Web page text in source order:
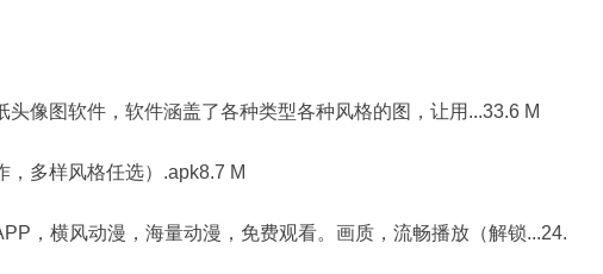
头像图软件，软件涵盖了各种类型各种风格的图，让用...33.6 M
，多样风格任选）.apk8.7 M
，横风动漫，海量动漫，免费观看。画质，流畅播放（解锁...24.